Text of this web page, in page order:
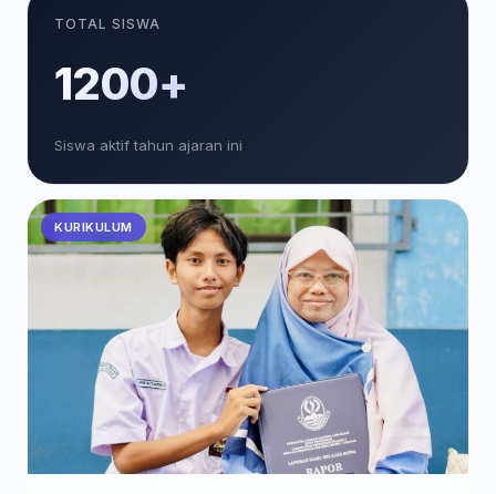
TOTAL SISWA
1200+
Siswa aktif tahun ajaran ini
KURIKULUM